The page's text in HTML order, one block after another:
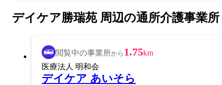
デイケア勝瑞苑 周辺の通所介護事業所
閲覧中の事業所から 1.75km
医療法人 明和会
デイケア あいそら